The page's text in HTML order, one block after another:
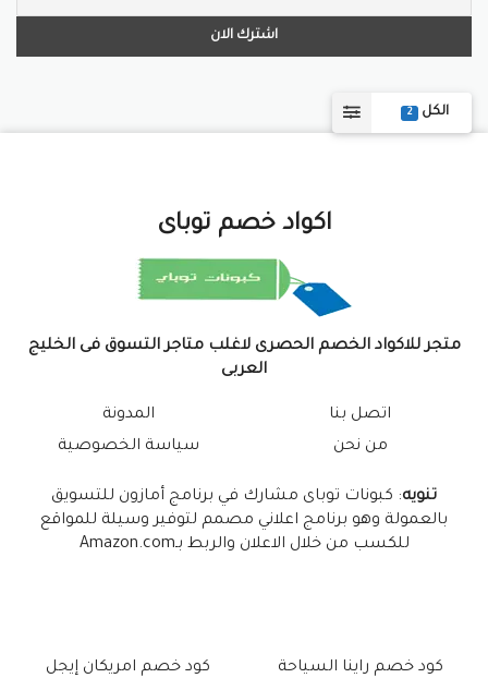
الكل 2
اكواد خصم توباى
متجر للاكواد الخصم الحصرى لاغلب متاجر التسوق فى الخليج
العربى
اتصل بنا
من نحن
المدونة
سياسة الخصوصية
تنويه: كبونات توباى مشارك في برنامج أمازون للتسويق
بالعمولة وهو برنامج اعلاني مصمم لتوفير وسيلة للمواقع
للكسب من خلال الاعلان والربط بـAmazon.com
كود خصم راينا السياحة
كود خصم امريكان إيجل